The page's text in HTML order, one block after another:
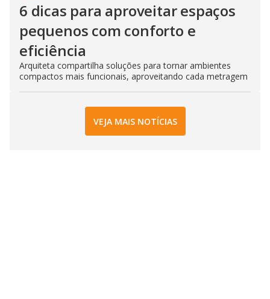
6 dicas para aproveitar espaços
pequenos com conforto e
eficiência
Arquiteta compartilha soluções para tornar ambientes
compactos mais funcionais, aproveitando cada metragem
VEJA MAIS NOTÍCIAS